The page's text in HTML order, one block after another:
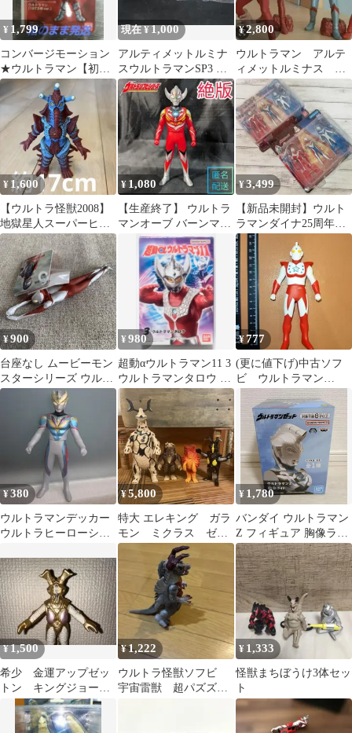
¥ 1,799
コンバージモーション
★ウルトラマン【初代
ウルトラマン（1973年
ver.）】
現在 ¥1,000
アルティメットルミナ
スウルトラマンSP3 ウ
ルトラマンエース
¥2,800
ウルトラマン アルテ
ィメットルミナス ウ
ルトラセブン ルミナ
スユニット2個付き
¥ 1,600
【ウルトラ怪獣2008】
地獄星人スーパーヒッ
ポリト星人 USED
¥ 1,080
【生産終了】 ウルトラ
マンオーブ バーンマイ
ト ソフビ 500 廃盤 レ
¥3,499
【新品未開封】ウルト
ラマンダイナ25周年記
念セット 3体×２個セッ
ト ソフビ
¥900
台座なし ムービーモン
スターシリーズ ウルト
ラマン(シン・ウルトラ
マン)飛行ve
¥980
超動αウルトラマン11 3
ウルトラマンタロウ 新
品 バンダイ 食玩 フィ
ギュア
¥777
(更に値下げ)中古ソフ
ビ ウルトラマン
USA ウルトラマンチ
ャック 14センチ
¥380
ウルトラマンデッカー
ウルトラヒーローシリ
円谷プロ
¥5,800
特大 エレキング ガラ
モン ミクラス ゼッ
トン ソフビ 1983
BANDAI
¥ 1,780
バンダイ ウルトラマン
Z フィギュア 胸像ライ
ト ルームライト LED
¥1,500
希少 金運アップゼッ
トン キングジョーゼ
ットン
¥1,222
ウルトラ怪獣ソフビ
宇宙雷獣 超パズズ
¥ 1,333
怪獣まちぼうけ3体セッ
ト